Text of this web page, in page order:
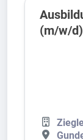
(m/w/d)